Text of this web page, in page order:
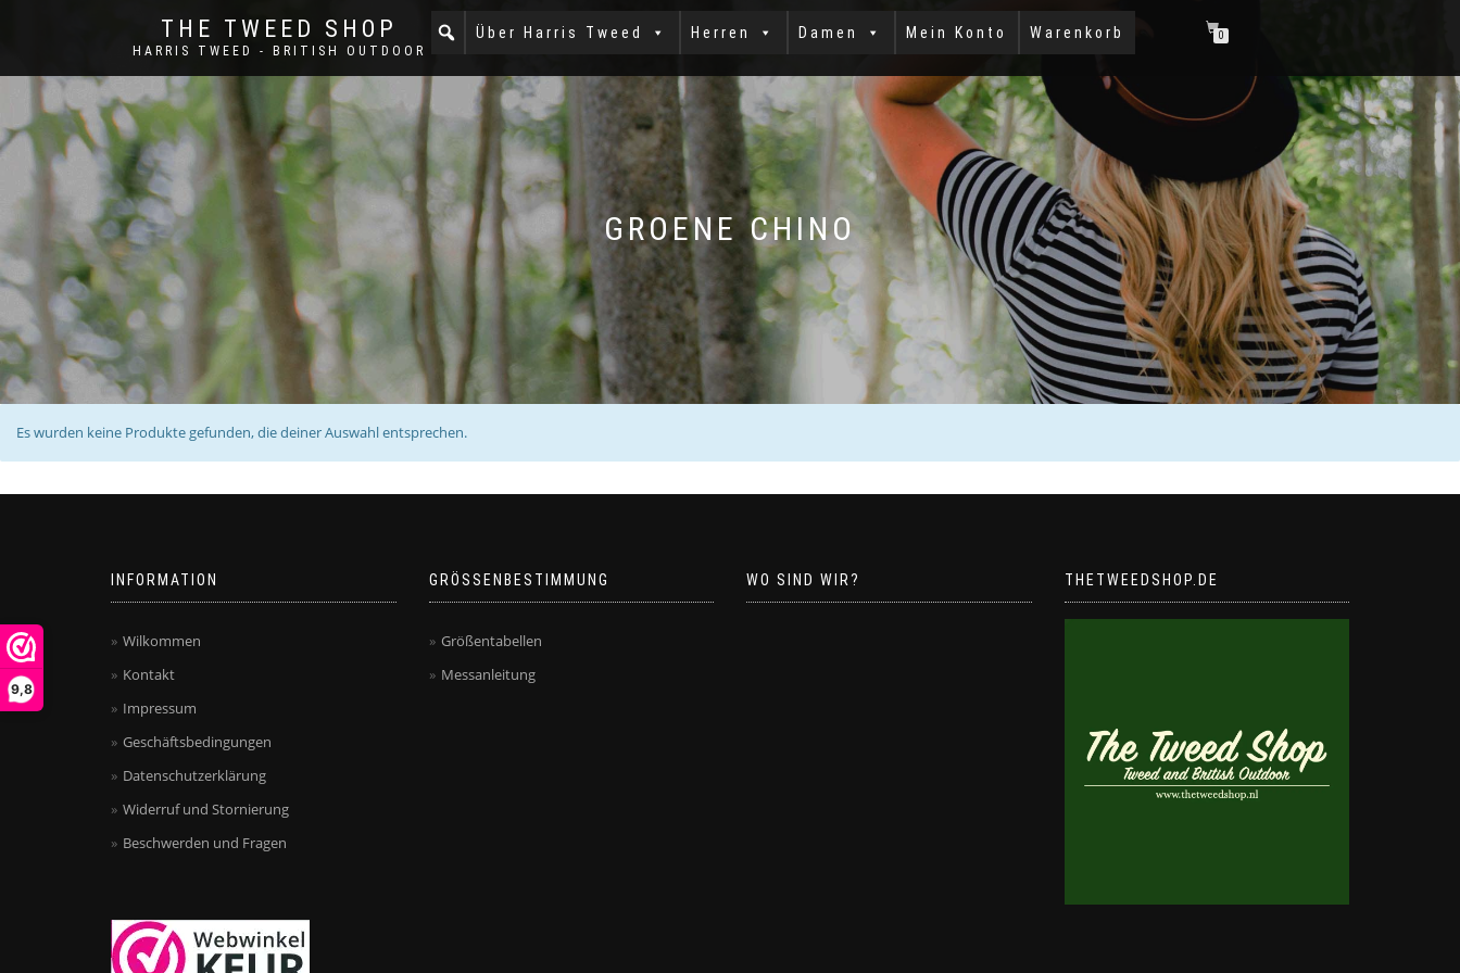
9,8
THE TWEED SHOP
HARRIS TWEED - BRITISH OUTDOOR
Über Harris Tweed Herren Damen Mein Konto Warenkorb 0
GROENE CHINO
Es wurden keine Produkte gefunden, die deiner Auswahl entsprechen.
INFORMATION
Wilkommen
Kontakt
Impressum
Geschäftsbedingungen
Datenschutzerklärung
Widerruf und Stornierung
Beschwerden und Fragen
GRÖSSENBESTIMMUNG
Größentabellen
Messanleitung
WO SIND WIR? THETWEEDSHOP.DE